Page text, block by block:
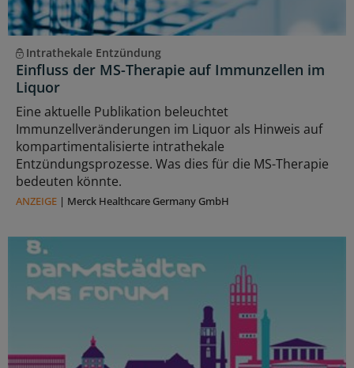
Intrathekale Entzündung
Einfluss der MS-Therapie auf Immunzellen im
Liquor
Eine aktuelle Publikation beleuchtet
Immunzellveränderungen im Liquor als Hinweis auf
kompartimentalisierte intrathekale
Entzündungsprozesse. Was dies für die MS-Therapie
bedeuten könnte.
ANZEIGE | Merck Healthcare Germany GmbH